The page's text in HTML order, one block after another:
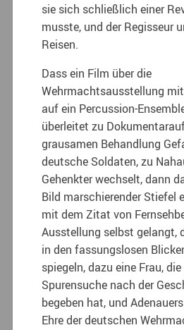
sie sich schließlich einer
musste, und der Regisseur
Reisen.
Dass ein Film über die
Wehrmachtsausstellung
auf ein Percussion-
überleitet zu
grausamen Behandlung
deutsche Soldaten, zu
Gehenkter wechselt, dann
Bild marschierender Stiefel
mit dem Zitat von
Ausstellung selbst gelangt,
in den fassungslosen
spiegeln, dazu eine Frau,
Spurensuche nach der
begeben hat, und
Ehre der deutschen